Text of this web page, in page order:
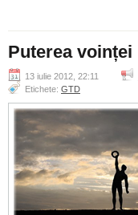
Puterea voinței
13 iulie 2012, 22:11
Etichete: GTD